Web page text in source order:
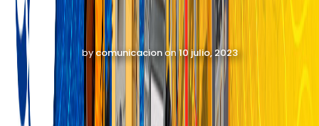
bycomunicacionon10 julio, 2023